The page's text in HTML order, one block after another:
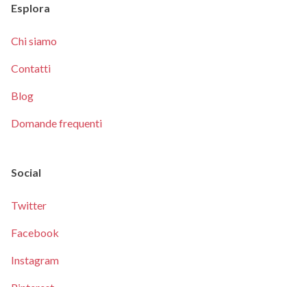
Esplora
Chi siamo
Contatti
Blog
Domande frequenti
Social
Twitter
Facebook
Instagram